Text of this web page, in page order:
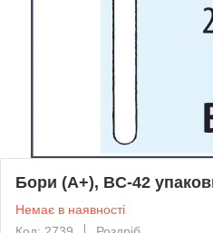
Бори (A+), BC-42
Немає в наявності